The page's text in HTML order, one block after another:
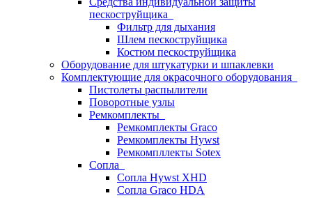
пескоструйщика
Фильтр для дыхания
Шлем пескоструйщика
Костюм пескоструйщика
Оборудование для штукатурки и шпаклевки
Комплектующие для окрасочного оборудования
Пистолеты распылители
Поворотные узлы
Ремкомплекты
Ремкомплекты Graco
Ремкомплекты Hywst
Ремкомпллекты Sotex
Сопла
Сопла Hywst XHD
Сопла Graco HDA